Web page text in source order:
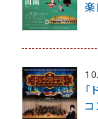
10
「
コ